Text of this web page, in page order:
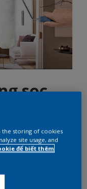
sọc
giản
sọc ngang
the storing of cookies
site usage, and
để biết thêm